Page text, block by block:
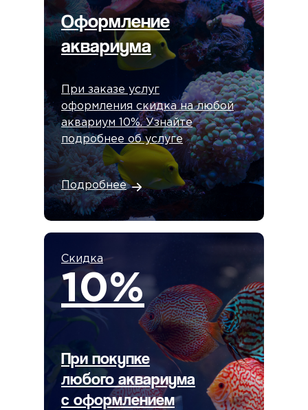
10%
При покупке
любого аквариума
с оформлением
Скидка
Оформление
аквариума
При заказе услуг
оформления скидка на любой
аквариум 10%. Узнайте
подробнее об услуге
Подробнее